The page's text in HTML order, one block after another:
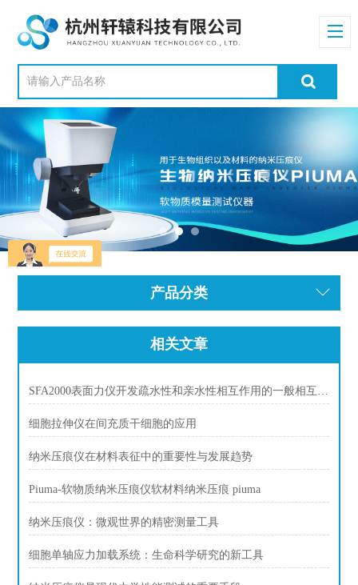
产品分类
相关文章
SFA2000表面力仪开发疏水性和亲水性相互作用的一般相互作用潜力
细胞拉伸仪在间充质干细胞的应用
纳米压痕仪在材料表征中的重要性与发展趋势
Piuma-软物质纳米压痕仪软材料纳米压痕 piuma
纳米压痕仪：微观世界的精密测量工具
细胞单轴应力加载系统：生命科学研究的新工具